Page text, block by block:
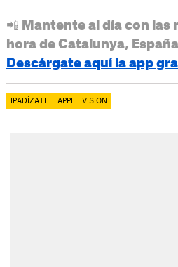
📲 Mantente al día con las
hora de Catalunya,
Descárgate aquí la app
IPADÍZATE APPLE VISION